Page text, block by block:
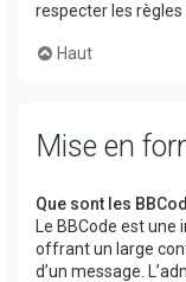
respecter les
Haut
Mise en
Que sont les
Le BBCode est
offrant un large
d’un message.